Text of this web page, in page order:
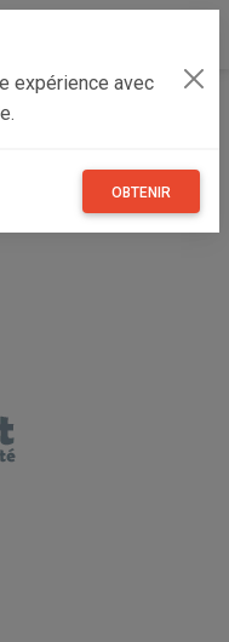
expérience avec
OBTENIR